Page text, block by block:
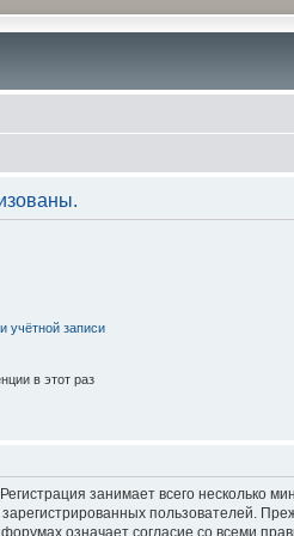
учётной записи
в этот раз
занимает всего несколько
пользователей.
означает согласие со всеми